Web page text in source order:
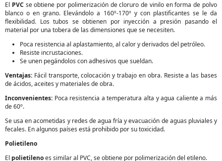
El PVC se obtiene por polimerización de cloruro de vinilo en forma de polvo
blanco o en grano. Elevándolo a 160º-170º y con plastificantes se le da
flexibilidad. Los tubos se obtienen por inyección a presión pasando el
material por una tobera de las dimensiones que se necesiten.
Poca resistencia al aplastamiento, al calor y derivados del petróleo.
Resiste incrustaciones.
Se unen pegándolos con adhesivos que sueldan.
Ventajas: Fácil transporte, colocación y trabajo en obra. Resiste a las bases
de ácidos, aceites y materiales de obra.
Inconvenientes: Poca resistencia a temperatura alta y agua caliente a más
de 60º.
Se usa en acometidas y redes de agua fría y evacuación de aguas pluviales y
fecales. En algunos países está prohibido por su toxicidad.
Polietileno
El polietilenoes similar al PVC, se obtiene por polimerización del etileno.